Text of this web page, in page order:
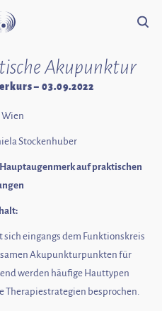
Suche
Akupunktur
– 03.09.2022
Wien
Stockenhuber
auf praktischen
eingangs dem Funktionskreis
Akupunkturpunkten für
werden häufige Hauttypen
Therapiestrategien besprochen.